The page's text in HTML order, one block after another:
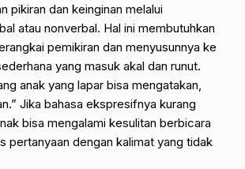
pikiran dan keinginan melalui
atau nonverbal. Hal ini membutuhkan
pemikiran dan menyusunnya ke
yang masuk akal dan runut.
anak yang lapar bisa mengatakan,
Jika bahasa ekspresifnya kurang
bisa mengalami kesulitan berbicara
pertanyaan dengan kalimat yang tidak